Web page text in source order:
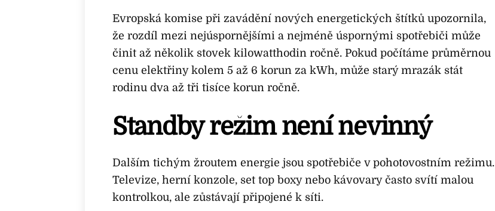
Evropská komise při zavádění nových energetických štítků upozornila,
že rozdíl mezi nejúspornějšími a nejméně úspornými spotřebiči může
činit až několik stovek kilowatthodin ročně. Pokud počítáme průměrnou
cenu elektřiny kolem 5 až 6 korun za kWh, může starý mrazák stát
rodinu dva až tři tisíce korun ročně.
Standby režim není nevinný
Dalším tichým žroutem energie jsou spotřebiče v pohotovostním režimu.
Televize, herní konzole, set top boxy nebo kávovary často svítí malou
kontrolkou, ale zůstávají připojené k síti.